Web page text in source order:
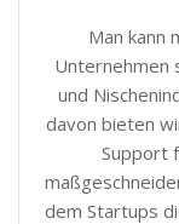
Man kann
Unternehmen
und
davon bieten
Support
dem Startups